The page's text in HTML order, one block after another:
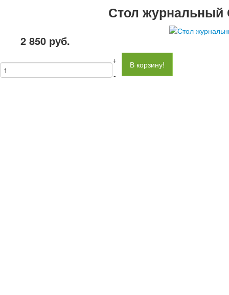
Стол журнальный
2 850 руб.
+
-
В корзину!